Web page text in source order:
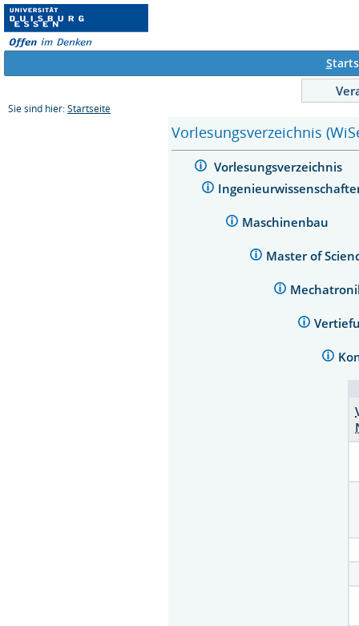
S
Sie sind hier: Startseite
Vorlesungsverzeichnis
Vorlesungsverzeichnis
Maschinenbau
Master of